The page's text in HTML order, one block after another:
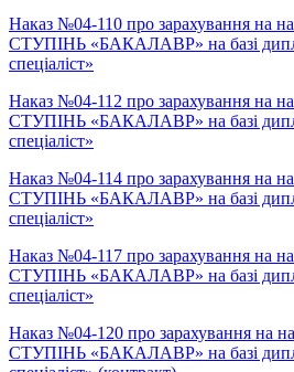
Наказ №04-110 про зарахування на
СТУПІНЬ «БАКАЛАВР» на базі
спеціаліст»
Наказ №04-112 про зарахування на
СТУПІНЬ «БАКАЛАВР» на базі
спеціаліст»
Наказ №04-114 про зарахування на
СТУПІНЬ «БАКАЛАВР» на базі
спеціаліст»
Наказ №04-117 про зарахування на
СТУПІНЬ «БАКАЛАВР» на базі
спеціаліст»
Наказ №04-120 про зарахування на
СТУПІНЬ «БАКАЛАВР» на базі